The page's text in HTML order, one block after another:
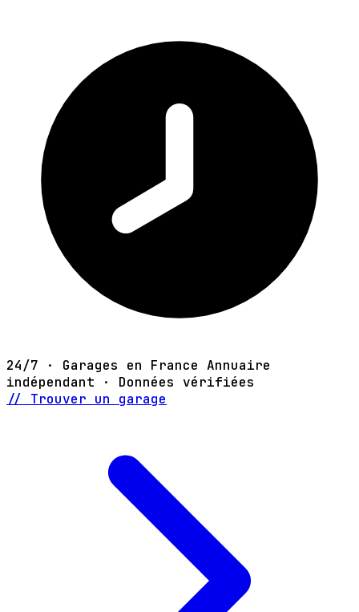
24/7 · Garages en France Annuaire
indépendant · Données vérifiées
// Trouver un garage